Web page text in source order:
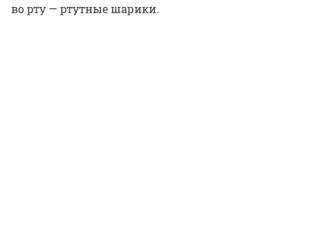
во рту — ртутные шарики.